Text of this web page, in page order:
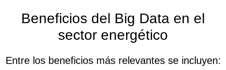
Beneficios del Big Data en el
sector energético
Entre los beneficios más relevantes se incluyen: